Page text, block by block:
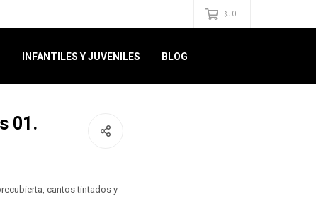
INFANTILES Y JUVENILES BLOG
$U 0
01.
cantos tintados y